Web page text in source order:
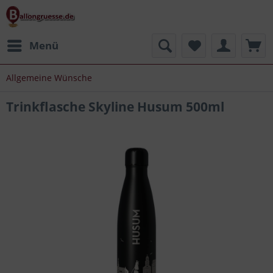
Menü
Allgemeine Wünsche
Trinkflasche Skyline Husum 500ml